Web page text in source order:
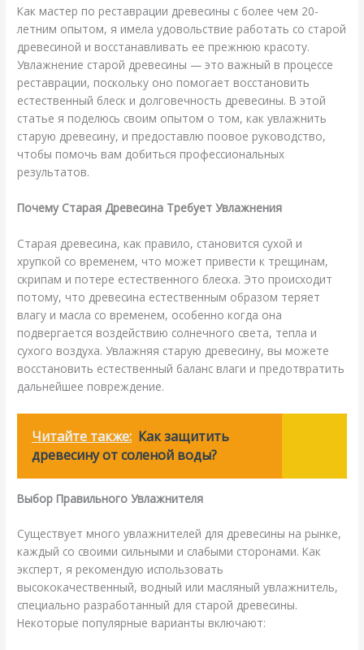
Как мастер по реставрации древесины с более чем 20-
летним опытом, я имела удовольствие работать со старой
древесиной и восстанавливать ее прежнюю красоту.
Увлажнение старой древесины — это важный в процессе
реставрации, поскольку оно помогает восстановить
естественный блеск и долговечность древесины. В этой
статье я поделюсь своим опытом о том, как увлажнить
старую древесину, и предоставлю поовое руководство,
чтобы помочь вам добиться профессиональных
результатов.
Почему Старая Древесина Требует Увлажнения
Старая древесина, как правило, становится сухой и
хрупкой со временем, что может привести к трещинам,
скрипам и потере естественного блеска. Это происходит
потому, что древесина естественным образом теряет
влагу и масла со временем, особенно когда она
подвергается воздействию солнечного света, тепла и
сухого воздуха. Увлажняя старую древесину, вы можете
восстановить естественный баланс влаги и предотвратить
дальнейшее повреждение.
Читайте также: Как защитить
древесину от соленой воды?
Выбор Правильного Увлажнителя
Существует много увлажнителей для древесины на рынке,
каждый со своими сильными и слабыми сторонами. Как
эксперт, я рекомендую использовать
высококачественный, водный или масляный увлажнитель,
специально разработанный для старой древесины.
Некоторые популярные варианты включают: